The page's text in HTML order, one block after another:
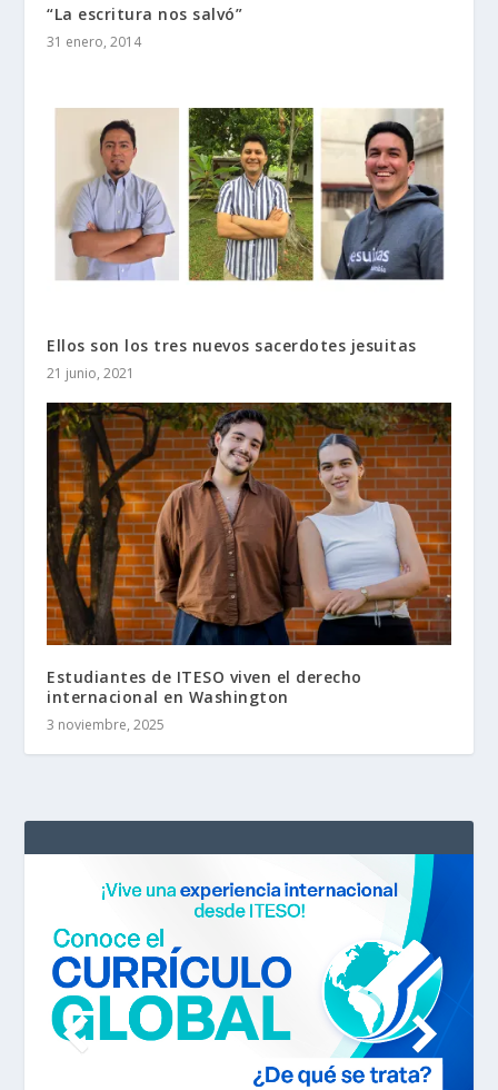
“La escritura nos salvó”
31 enero, 2014
Ellos son los tres nuevos sacerdotes jesuitas
21 junio, 2021
Estudiantes de ITESO viven el derecho
internacional en Washington
3 noviembre, 2025